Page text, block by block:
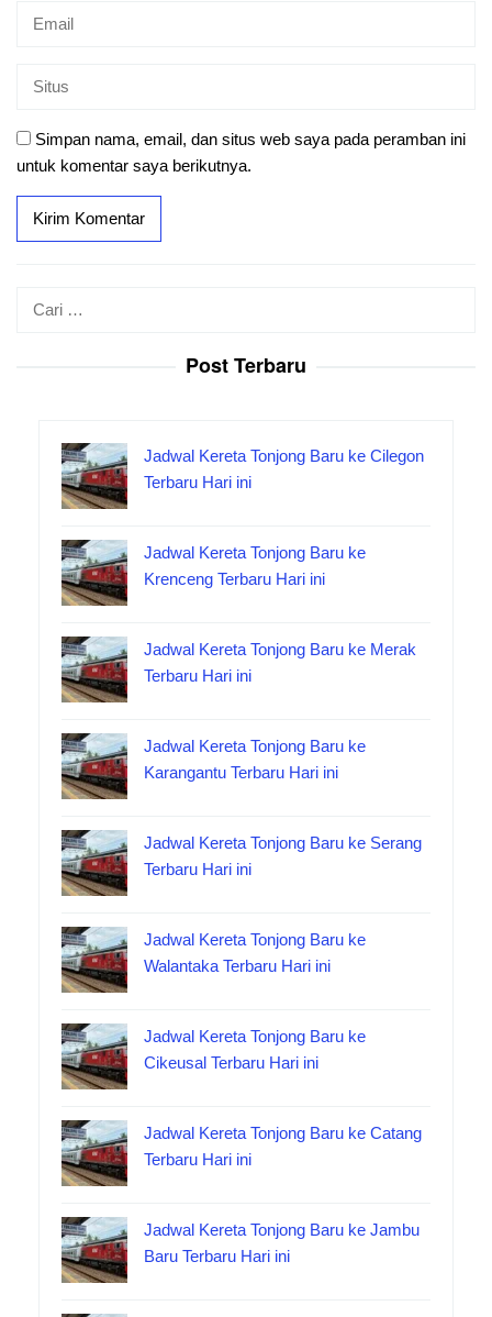
Simpan nama, email, dan situs web saya pada peramban ini
untuk komentar saya berikutnya.
Post Terbaru
Jadwal Kereta Tonjong Baru ke Cilegon
Terbaru Hari ini
Jadwal Kereta Tonjong Baru ke
Krenceng Terbaru Hari ini
Jadwal Kereta Tonjong Baru ke Merak
Terbaru Hari ini
Jadwal Kereta Tonjong Baru ke
Karangantu Terbaru Hari ini
Jadwal Kereta Tonjong Baru ke Serang
Terbaru Hari ini
Jadwal Kereta Tonjong Baru ke
Walantaka Terbaru Hari ini
Jadwal Kereta Tonjong Baru ke
Cikeusal Terbaru Hari ini
Jadwal Kereta Tonjong Baru ke Catang
Terbaru Hari ini
Jadwal Kereta Tonjong Baru ke Jambu
Baru Terbaru Hari ini